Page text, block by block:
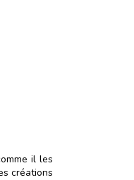
il les
créations